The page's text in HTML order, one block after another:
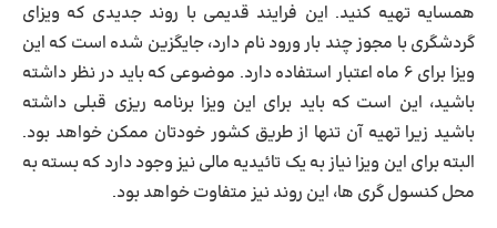
همسایه تهیه کنید. این فرایند قدیمی با روند جدیدی که ویزای
گردشگری با مجوز چند بار ورود نام دارد، جایگزین شده است که این
ویزا برای ۶ ماه اعتبار استفاده دارد. موضوعی که باید در نظر داشته
باشید، این است که باید برای این ویزا برنامه ‌ریزی قبلی داشته
باشید زیرا تهیه آن تنها از طریق کشور خودتان ممکن خواهد بود.
البته برای این ویزا نیاز به یک تائیدیه مالی نیز وجود دارد که بسته به
محل کنسول گری ها، این روند نیز متفاوت خواهد بود.